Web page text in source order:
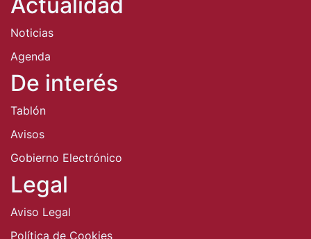
Noticias
Agenda
De interés
Tablón
Avisos
Gobierno Electrónico
Legal
Aviso Legal
Política de Cookies